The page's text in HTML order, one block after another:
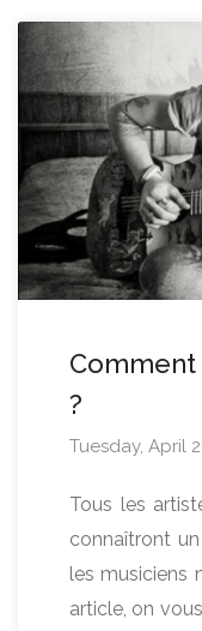
?
Tuesday, April
Tous les
connaîtront
les musiciens
article, on